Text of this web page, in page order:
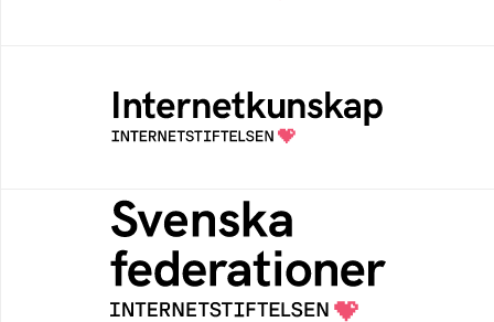
Samlad kunskap som hjälper dig att bli en
säker och medveten internetanvändare
Svenska federationer
Grunden för medlemskap i en sektors- eller
kontextspecifik federation